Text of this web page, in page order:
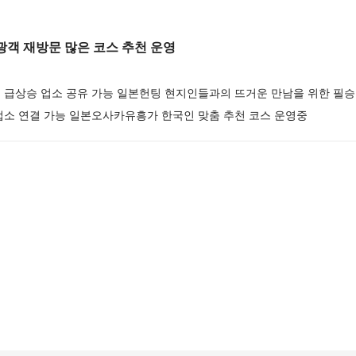
재방문 많은 코스 추천 운영
상승 업소 공유 가능 일본헌팅 현지인들과의 뜨거운 만남을 위한 필
연결 가능 일본오사카유흥가 한국인 맞춤 추천 코스 운영중